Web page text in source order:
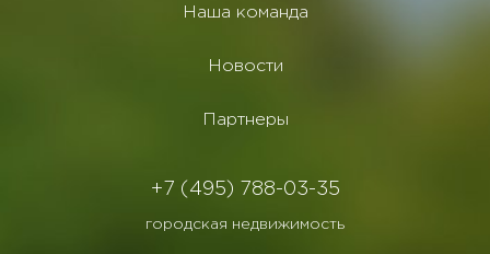
Наша команда
Новости
Партнеры
+7 (495) 788-03-35
городская недвижимость